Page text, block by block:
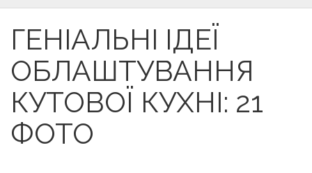
ГЕНІАЛЬНІ ІДЕЇ
ОБЛАШТУВАННЯ
КУТОВОЇ КУХНІ: 21
ФОТО